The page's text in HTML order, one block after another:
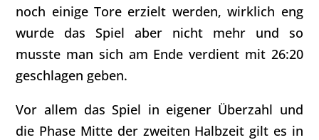
noch einige Tore erzielt werden, wirklich eng
wurde das Spiel aber nicht mehr und so
musste man sich am Ende verdient mit 26:20
geschlagen geben.
Vor allem das Spiel in eigener Überzahl und
die Phase Mitte der zweiten Halbzeit gilt es in